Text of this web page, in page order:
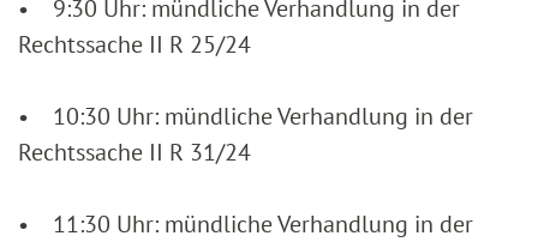
• 9:30 Uhr: mündliche Verhandlung in der
Rechtssache II R 25/24
• 10:30 Uhr: mündliche Verhandlung in der
Rechtssache II R 31/24
• 11:30 Uhr: mündliche Verhandlung in der